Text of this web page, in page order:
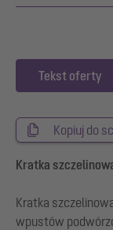
Tekst oferty
Kopiuj do
Kratka
Kratka
wpustów